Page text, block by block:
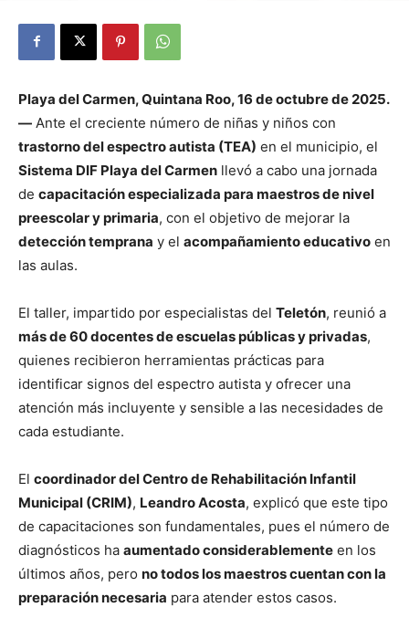
Playa del Carmen, Quintana Roo, 16 de octubre de 2025.
— Ante el creciente número de niñas y niños con
trastorno del espectro autista (TEA) en el municipio, el
Sistema DIF Playa del Carmen llevó a cabo una jornada
de capacitación especializada para maestros de nivel
preescolar y primaria, con el objetivo de mejorar la
detección temprana y el acompañamiento educativo en
las aulas.
El taller, impartido por especialistas del Teletón, reunió a
más de 60 docentes de escuelas públicas y privadas,
quienes recibieron herramientas prácticas para
identificar signos del espectro autista y ofrecer una
atención más incluyente y sensible a las necesidades de
cada estudiante.
El coordinador del Centro de Rehabilitación Infantil
Municipal (CRIM), Leandro Acosta, explicó que este tipo
de capacitaciones son fundamentales, pues el número de
diagnósticos ha aumentado considerablemente en los
últimos años, pero no todos los maestros cuentan con la
preparación necesaria para atender estos casos.